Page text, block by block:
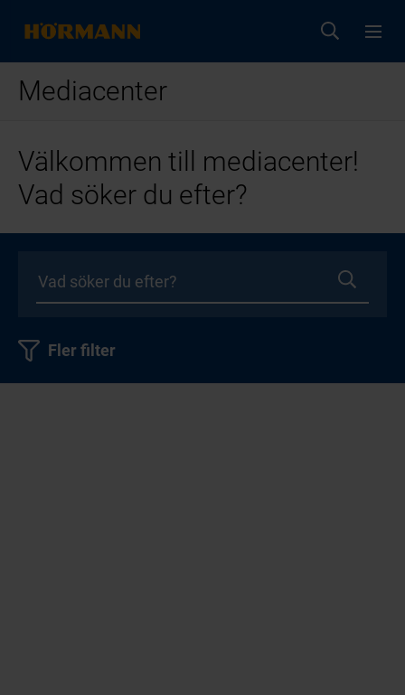
Mediacenter
Välkommen till mediacenter!
Vad söker du efter?
Fler filter